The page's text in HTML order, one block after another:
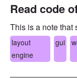
Read code
This is a note that
layout
engine
gui